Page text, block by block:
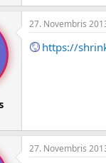
27. Novembris
https://
27. Novembris